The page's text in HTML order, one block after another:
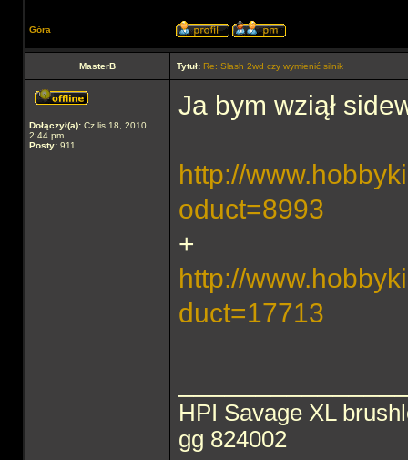
Góra
MasterB Tytuł: Re: Slash 2wd czy wymienić silnik
Dołączył(a): Cz lis 18, 2010
2:44 pm
Posty: 911
Ja bym wziął
http://
oduct=8993
+
http://
duct=17713
HPI Savage XL
gg 824002